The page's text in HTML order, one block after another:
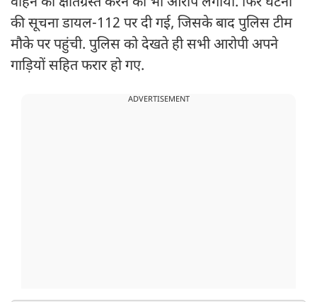
की सूचना डायल-112 पर दी गई, जिसके बाद पुलिस टीम
मौके पर पहुंची. पुलिस को देखते ही सभी आरोपी अपने
गाड़ियों सहित फरार हो गए.
ADVERTISEMENT